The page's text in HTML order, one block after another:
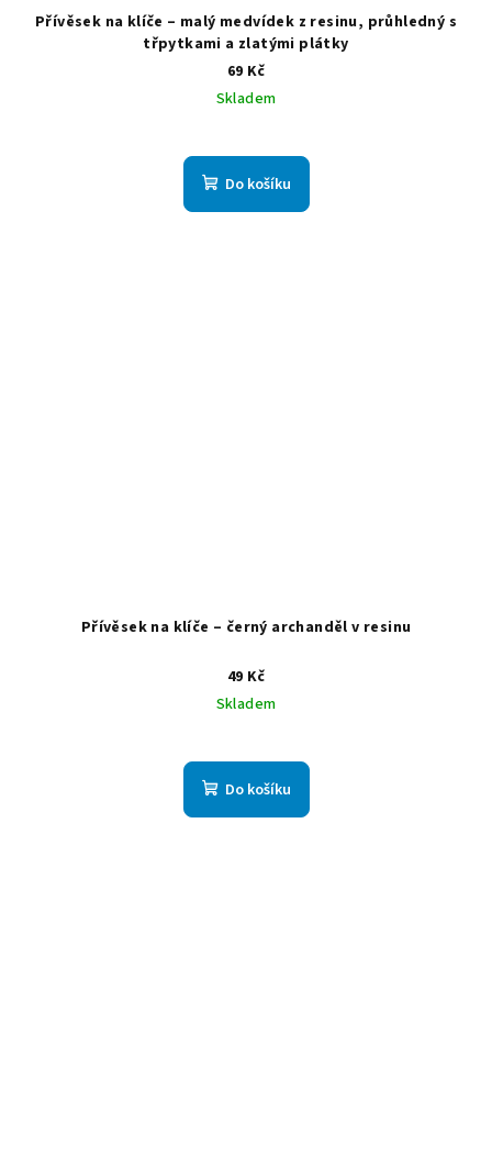
Přívěsek na klíče – malý medvídek z resinu, průhledný s
třpytkami a zlatými plátky
69 Kč
Skladem
Do košíku
Přívěsek na klíče – černý archanděl v resinu
49 Kč
Skladem
Do košíku